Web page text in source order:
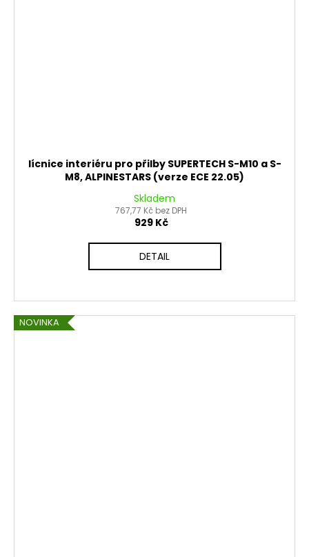
lícnice interiéru pro přilby SUPERTECH S-M10 a S-
M8, ALPINESTARS (verze ECE 22.05)
Skladem
767,77 Kč bez DPH
929 Kč
DETAIL
NOVINKA